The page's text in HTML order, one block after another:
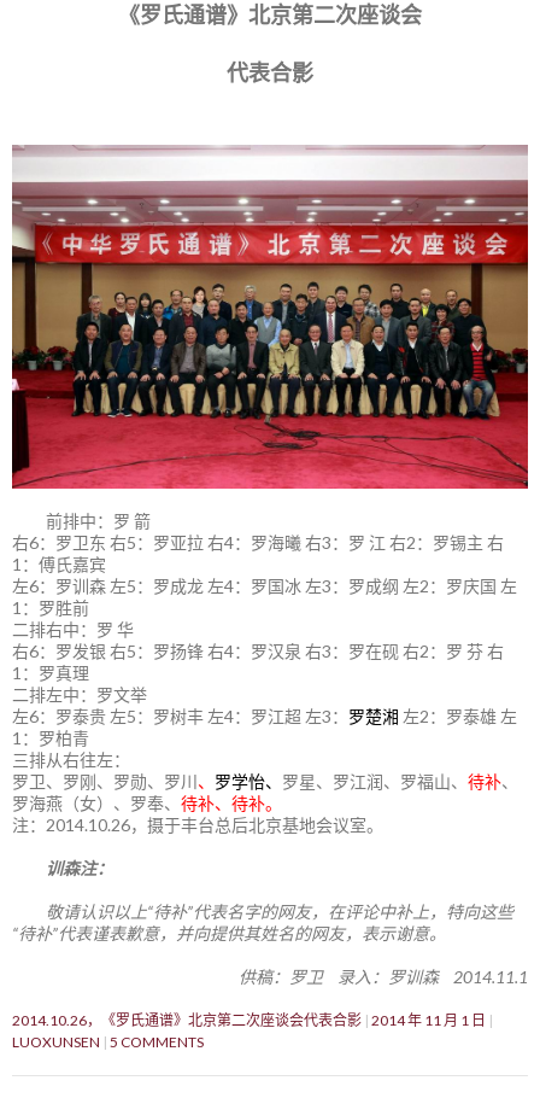
《罗氏通谱》北京第二次座谈会
代表合影
前排中：罗 箭
右6：罗卫东 右5：罗亚拉 右4：罗海曦 右3：罗 江 右2：罗锡主 右
1：傅氏嘉宾
左6：罗训森 左5：罗成龙 左4：罗国冰 左3：罗成纲 左2：罗庆国 左
1：罗胜前
二排右中：罗 华
右6：罗发银 右5：罗扬锋 右4：罗汉泉 右3：罗在砚 右2：罗 芬 右
1：罗真理
二排左中：罗文举
左6：罗泰贵 左5：罗树丰 左4：罗江超 左3： 罗楚湘 左2：罗泰雄 左
1：罗柏青
三排从右往左：
罗卫、罗刚、罗勋、罗川 、 罗学怡、 罗星、罗江润、罗福山、 待补、
罗海燕（女）、罗奉、 待补、待补。
注：2014.10.26，摄于丰台总后北京基地会议室。
训森注：
敬请认识以上“待补”代表名字的网友，在评论中补上，特向这些
“待补”代表谨表歉意，并向提供其姓名的网友，表示谢意。
供稿：罗卫 录入：罗训森 2014.11.1
2014.10.26，《罗氏通谱》北京第二次座谈会代表合影 2014 年 11 月 1 日
LUOXUNSEN 5 COMMENTS